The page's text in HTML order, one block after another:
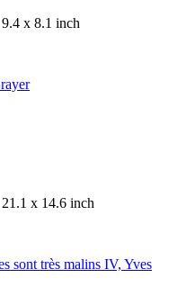
x 8.1 inch
x 14.6 inch